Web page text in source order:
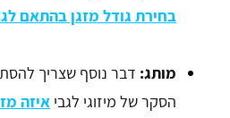
בחירת גודל מזגן בהתאם
מותג: דבר נוסף שצריך
הסקר של מיזוגי לגבי איזה